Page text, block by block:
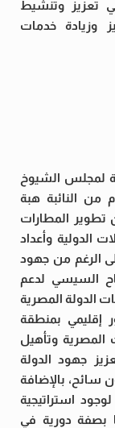
تعزيز وتنشيط
وزيادة خدمات
لمجلس الشيوخ
من النائبة هبة
المطارات
الدولية وأعداد
الرغم من جهود
السيسي لدعم
الدولة المصرية
إقليمي بمنطقة
المصرية وتأهيل
جهود الدولة
وتحقيق خطة جذب 30 مليون سائح، بالإضافة
استراتيجية
بصفة دورية في